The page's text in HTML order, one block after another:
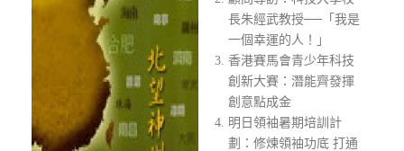
長朱經武教授──「我是
一個幸運的人！」
香港賽馬會青少年科技
創新大賽：潛能齊發揮
創意點成金
明日領袖暑期培訓計
劃：修煉領袖功底 打通